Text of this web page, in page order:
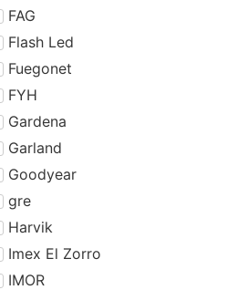
FAG
Flash Led
Fuegonet
FYH
Gardena
Garland
Goodyear
gre
Harvik
Imex El Zorro
IMOR